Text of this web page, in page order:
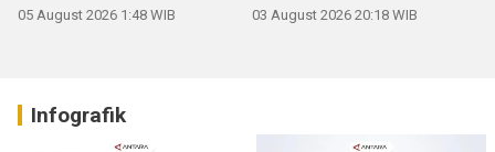
05 August 2026 1:48 WIB 03 August 2026 20:18 WIB
Infografik